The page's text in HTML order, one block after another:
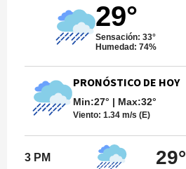
29°
Sensación: 33°
Humedad: 74%
PRONÓSTICO DE HOY
Min:27° | Max:32°
Viento: 1.34 m/s (E)
3 PM 29°